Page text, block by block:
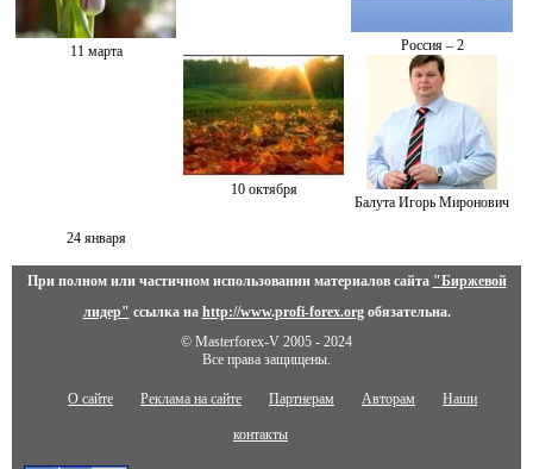
11 марта Россия – 2
10 октября
Балута Игорь Миронович
24 января
При полном или частичном использовании материалов сайта "Биржевой
лидер" ссылка на http://www.profi-forex.orgобязательна.
© Masterforex-V 2005 - 2024
Все права защищены.
О сайте Реклама на сайте Партнерам Авторам Наши
контакты